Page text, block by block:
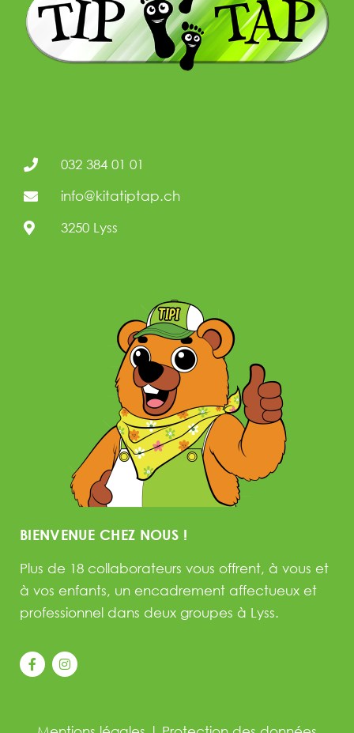
032 384 01 01
info@kitatiptap.ch
3250 Lyss
BIENVENUE CHEZ NOUS !
Plus de 18 collaborateurs vous offrent, à vous et
à vos enfants, un encadrement affectueux et
professionnel dans deux groupes à Lyss.